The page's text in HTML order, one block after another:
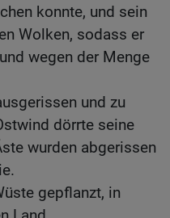
konnte, und sein
Wolken, sodass er
wegen der Menge
und zu
dörrte seine
wurden abgerissen
gepflanzt, in